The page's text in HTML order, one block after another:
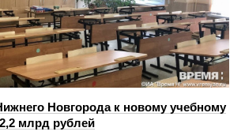
Новгорода к новому учебному
млрд рублей